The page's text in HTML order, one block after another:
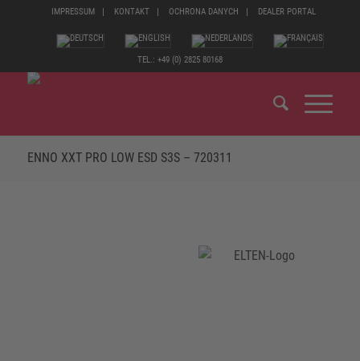
IMPRESSUM KONTAKT OCHRONA DANYCH DEALER PORTAL
TEL.: +49 (0) 2825 80168
ENNO XXT PRO LOW ESD S3S – 720311